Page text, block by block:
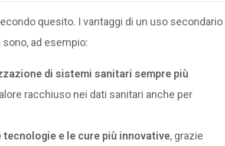
quesito. I vantaggi di un uso secondario
ad esempio:
di sistemi sanitari sempre più
racchiuso nei dati sanitari anche per
e le cure più innovative, grazie